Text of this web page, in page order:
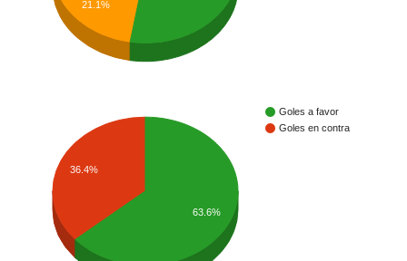
21.1%
Goles a favor
Goles en contra
36.4%
63.6%